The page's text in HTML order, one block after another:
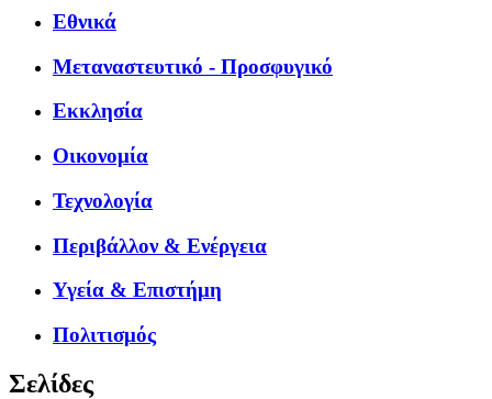
Εθνικά
Μεταναστευτικό - Προσφυγικό
Εκκλησία
Οικονομία
Τεχνολογία
Περιβάλλον & Ενέργεια
Υγεία & Επιστήμη
Πολιτισμός
Σελίδες